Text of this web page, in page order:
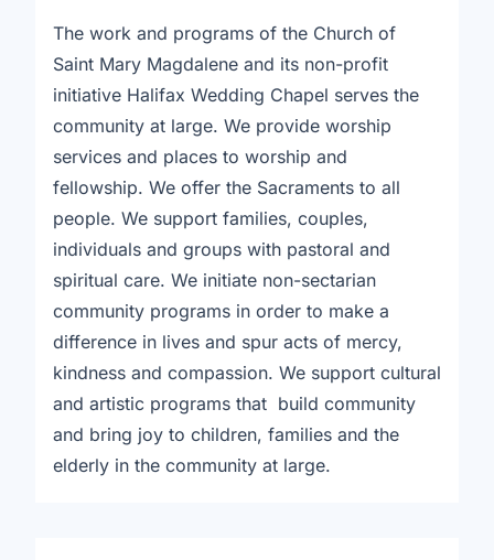
The work and programs of the Church of
Saint Mary Magdalene and its non-profit
initiative Halifax Wedding Chapel serves the
community at large. We provide worship
services and places to worship and
fellowship. We offer the Sacraments to all
people. We support families, couples,
individuals and groups with pastoral and
spiritual care. We initiate non-sectarian
community programs in order to make a
difference in lives and spur acts of mercy,
kindness and compassion. We support cultural
and artistic programs that build community
and bring joy to children, families and the
elderly in the community at large.